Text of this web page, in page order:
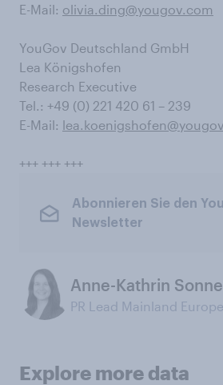
E-Mail: olivia.ding@yougov.com
YouGov Deutschland GmbH
Lea Königshofen
Research Executive
Tel.: +49 (0) 221 420 61 – 239
E-Mail:
+++ +++ +++
Abonnieren Sie den
Newsletter
Anne-Kathrin
PR Lead Mainland Europe
Explore more data